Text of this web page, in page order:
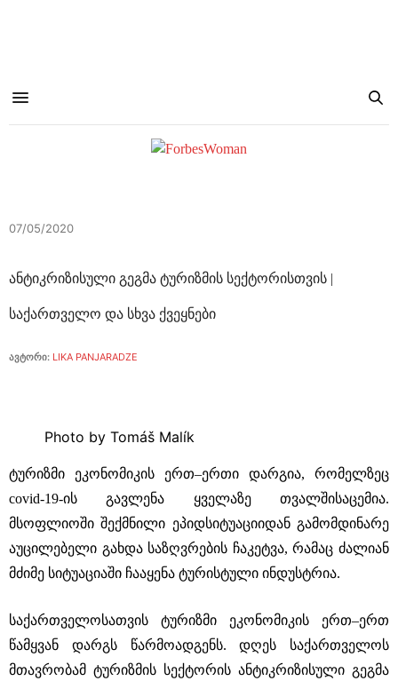
07/05/2020
ანტიკრიზისული გეგმა ტურიზმის სექტორისთვის |
საქართველო და სხვა ქვეყნები
ავტორი: LIKA PANJARADZE
Photo by Tomáš Malík
ტურიზმი ეკონომიკის ერთ–ერთი დარგია, რომელზეც
covid-19-ის გავლენა ყველაზე თვალშისაცემია.
მსოფლიოში შექმნილი ეპიდსიტუაციიდან გამომდინარე
აუცილებელი გახდა საზღვრების ჩაკეტვა, რამაც ძალიან
მძიმე სიტუაციაში ჩააყენა ტურისტული ინდუსტრია.
საქართველოსათვის ტურიზმი ეკონომიკის ერთ–ერთ
წამყვან დარგს წარმოადგენს. დღეს საქართველოს
მთავრობამ ტურიზმის სექტორის ანტიკრიზისული გეგმა